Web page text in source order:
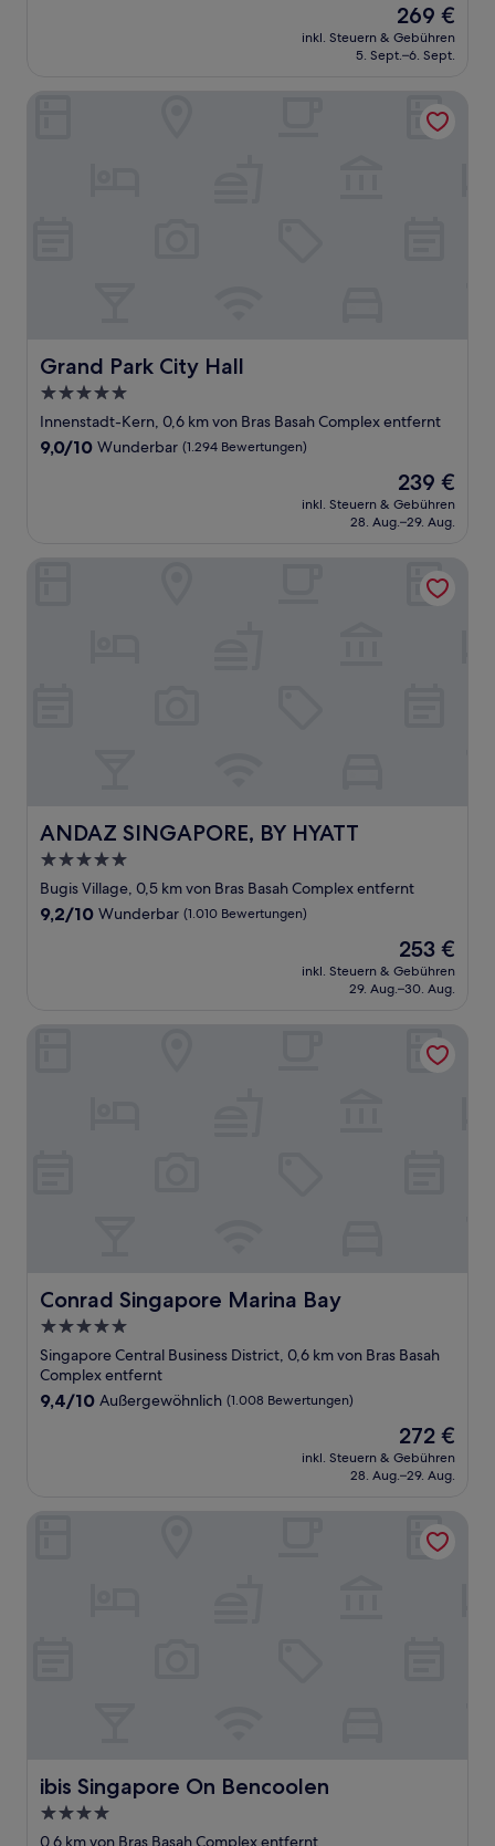
Der
Preis
beträgt
269 €
inkl. Steuern & Gebühren
5. Sept.–6. Sept.
Grand Park City Hall
Grand Park City Hall
5.0-
Sterne-
Unterkunft
Innenstadt-Kern, 0,6 km von Bras Basah Complex entfernt
9.0
9,0/10 Wunderbar (1.294 Bewertungen)
Der
Preis
beträgt
239 €
inkl. Steuern & Gebühren
28. Aug.–29. Aug.
ANDAZ SINGAPORE, BY HYATT
ANDAZ SINGAPORE, BY HYATT
5.0-
Sterne-
Unterkunft
Bugis Village, 0,5 km von Bras Basah Complex entfernt
9.2
9,2/10 Wunderbar (1.010 Bewertungen)
Der
Preis
beträgt
253 €
inkl. Steuern & Gebühren
29. Aug.–30. Aug.
Conrad Singapore Marina Bay
Conrad Singapore Marina Bay
5.0-
Sterne-
Unterkunft
Singapore Central Business District, 0,6 km von Bras Basah
Complex entfernt
9.4
9,4/10 Außergewöhnlich (1.008 Bewertungen)
Der
Preis
beträgt
272 €
inkl. Steuern & Gebühren
28. Aug.–29. Aug.
ibis Singapore On Bencoolen
ibis Singapore On Bencoolen
4.0-
Sterne-
0,6 km von Bras Basah Complex entfernt